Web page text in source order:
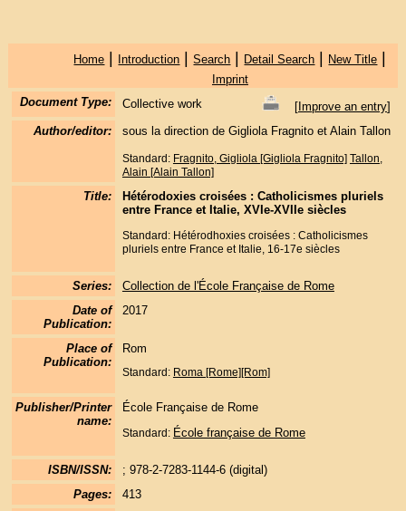
Home | Introduction |Search | Detail Search | New Title |
Imprint
Document Type:
Collective work [Improve an entry]
Author/editor:
sous la direction de Gigliola Fragnito et Alain Tallon
Standard: Fragnito, Gigliola [Gigliola Fragnito] Tallon,
Alain [Alain Tallon]
Title:
Hétérodoxies croisées : Catholicismes pluriels
entre France et Italie, XVIe-XVIIe siècles
Standard: Hétérodhoxies croisées : Catholicismes
pluriels entre France et Italie, 16-17e siècles
Series:
Collection de l'École Française de Rome
Date of
Publication:
2017
Place of
Publication:
Rom
Standard: Roma [Rome][Rom]
Publisher/Printer
name:
École Française de Rome
Standard: École française de Rome
ISBN/ISSN:
; 978-2-7283-1144-6 (digital)
Pages:
413